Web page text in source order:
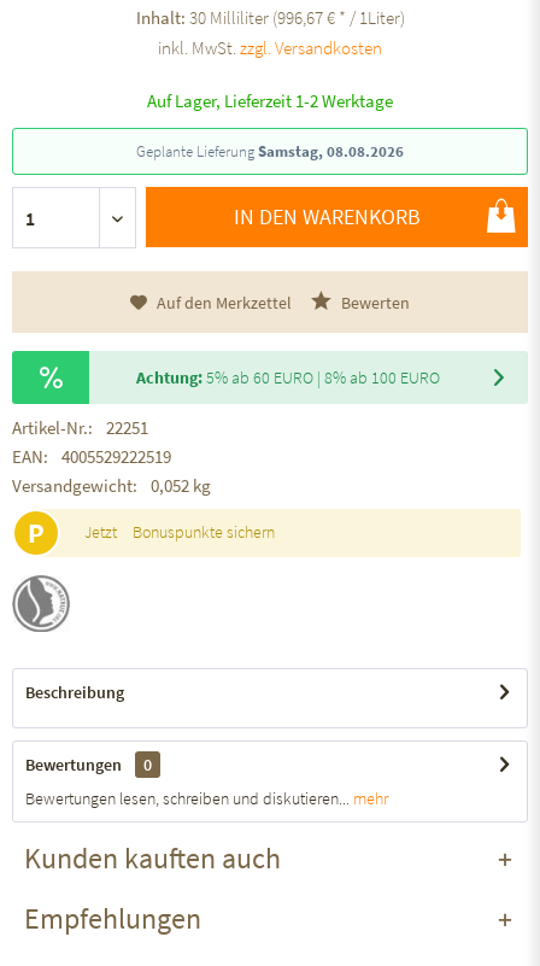
Inhalt: 30 Milliliter (996,67 € * / 1Liter)
inkl. MwSt.zzgl. Versandkosten
Auf Lager, Lieferzeit 1-2 Werktage
Geplante LieferungSamstag, 08.08.2026
IN DEN WARENKORB
Auf den Merkzettel Bewerten
Achtung:5% ab 60 EURO | 8% ab 100 EURO
Artikel-Nr.:
22251
EAN:
4005529222519
Versandgewicht:
0,052 kg
P Jetzt Bonuspunkte sichern
Beschreibung
Bewertungen
0
Bewertungen lesen, schreiben und diskutieren... mehr
Kunden kauften auch
Empfehlungen